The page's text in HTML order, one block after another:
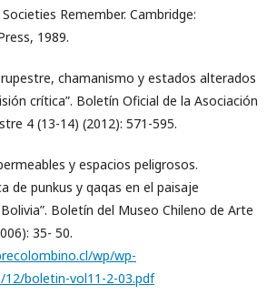
Remember. Cambridge:
1989.
chamanismo y estados alterados
crítica”. Boletín Oficial de la Asociación
4 (13-14) (2012): 571-595.
y espacios peligrosos.
de punkus y qaqas en el paisaje
Boletín del Museo Chileno de Arte
35- 50.
wp/wp-
boletin-vol11-2-03.pdf